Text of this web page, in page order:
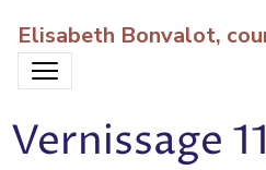
Elisabeth Bonvalot,
Vernissage